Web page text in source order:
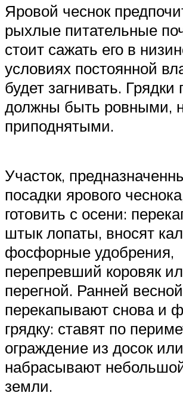
Яровой чеснок
рыхлые питательные
стоит сажать его в
условиях постоянной
будет загнивать. Грядки
должны быть ровными,
приподнятыми.
Участок,
посадки ярового
готовить с осени:
штык лопаты, вносят
фосфорные удобрения,
перепревший коровяк
перегной. Ранней весной
перекапывают снова и
грядку: ставят по
ограждение из досок или
набрасывают
земли.